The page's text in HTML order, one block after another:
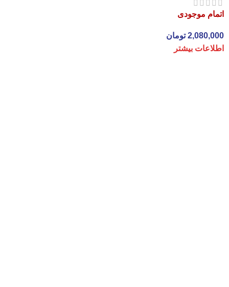
اتمام موجودی
2,080,000 تومان
اطلاعات بیشتر